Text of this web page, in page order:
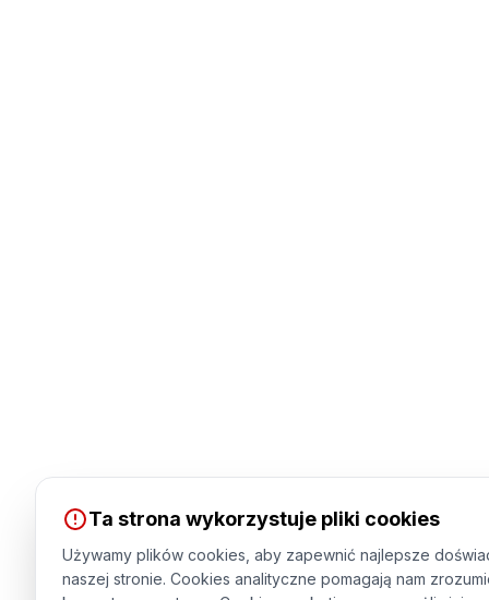
Ta strona wykorzystuje pliki cookies
Używamy plików cookies, aby zapewnić najlepsze
naszej stronie. Cookies analityczne pomagają nam